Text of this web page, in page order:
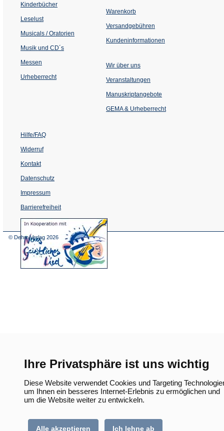
Ihre Privatsphäre ist uns wichtig
Diese Website verwendet Cookies und Targeting
um Ihnen ein besseres Internet-Erlebnis zu ermöglichen und
um die Website weiter zu entwickeln.
Alle akzeptieren Ich lehne ab
Kinderbücher
Leselust
Musicals / Oratorien
Musik und CD´s
Messen
Urheberrecht
Warenkorb
Versandgebühren
Kundeninformationen
Wir über uns
Veranstaltungen
einem
Tab)
Manuskriptangebote
GEMA & Urheberrecht
Hilfe/FAQ
Widerruf
Kontakt
Datenschutz
Impressum
Barrierefreiheit
(Öffnet
in
© Dehm Verlag 2026